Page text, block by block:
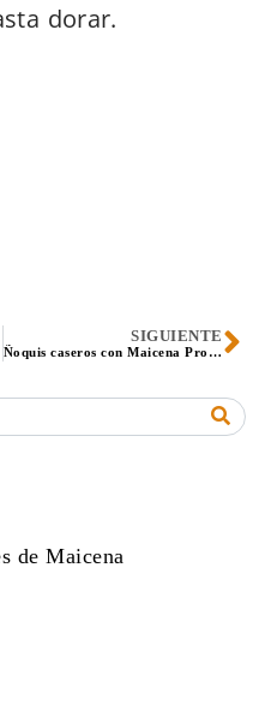
dorar.
SIGUIENTE
Ñoquis caseros con Maicena Produsur
de Maicena